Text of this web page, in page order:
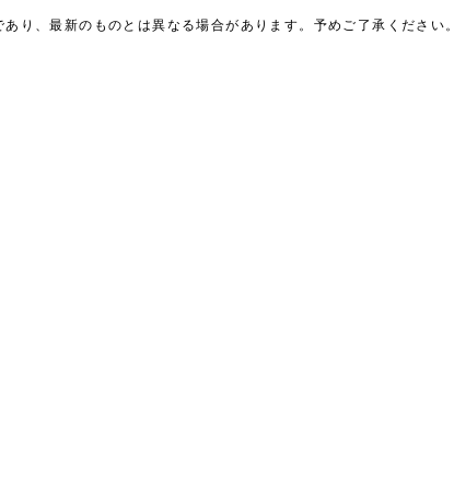
り、最新のものとは異なる場合があります。予めご了承ください。